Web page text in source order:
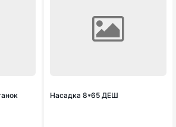
Насадка 8*65 ДЕШ